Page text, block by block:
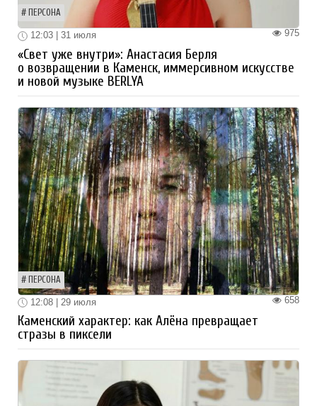
ПЕРСОНА
975
12:03 | 31 июля
«Свет уже внутри»: Анастасия Берля
о возвращении в Каменск, иммерсивном искусстве
и новой музыке BERLYA
ПЕРСОНА
658
12:08 | 29 июля
Каменский характер: как Алёна превращает
стразы в пиксели